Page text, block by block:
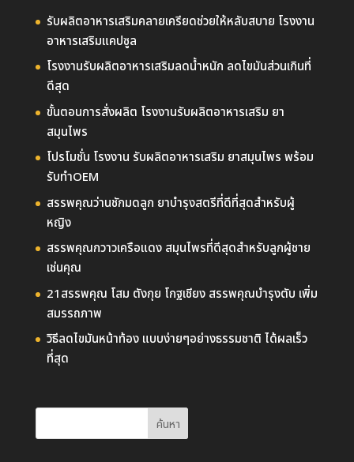
รับผลิตอาหารเสริมคลายเครียดช่วยให้หลับสบาย โรงงาน
อาหารเสริมแคปซูล
โรงงานรับผลิตอาหารเสริมลดน้ำหนัก ลดไขมันส่วนเกินที่
ดีสุด
ขั้นตอนการสั่งผลิต โรงงานรับผลิตอาหารเสริม ยา
สมุนไพร
โปรโมชั่น โรงงาน รับผลิตอาหารเสริม ยาสมุนไพร พร้อม
รับทำOEM
สรรพคุณว่านชักมดลูก ยาบำรุงสตรีที่ดีที่สุดสำหรับผู้
หญิง
สรรพคุณกวาวเครือแดง สมุนไพรที่ดีสุดสำหรับลูกผู้ชาย
เช่นคุณ
21สรรพคุณ โสม ตังกุย โกฐเชียง สรรพคุณบำรุงตับ เพิ่ม
สมรรถภาพ
วิธีลดไขมันหน้าท้อง แบบง่ายๆอย่างธรรมชาติ ได้ผลเร็ว
ที่สุด